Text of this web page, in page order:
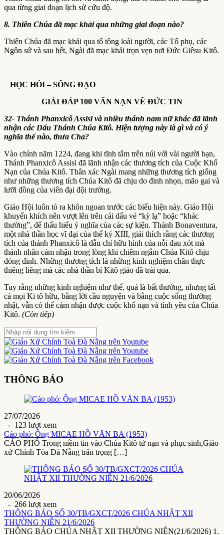
qua từng giai đoạn lịch sử cứu độ.
8. Thiên Chúa đã mạc khải qua những giai đoạn nào?
Thiên Chúa đã mạc khải qua tổ tông loài người, các Tổ phụ, các
Ngôn sứ và sau hết, Ngài đã mạc khải trọn vẹn nơi Đức Giêsu Kitô.
HỌC HỎI – SỐNG ĐẠO
GIẢI ĐÁP 100 VẤN NẠN VỀ ĐỨC TIN
32- Thánh Phanxicô Assisi và nhiều thánh nam nữ khác đã lãnh
nhận các Dấu Thánh Chúa Kitô. Hiện tượng này là gì và có ý
nghĩa thế nào, thưa Cha?
Vào chính năm 1224, đang khi tĩnh tâm trên núi với vài người bạn,
Thánh Phanxicô Assisi đã lãnh nhận các thương tích của Cuộc Khổ
Nạn của Chúa Kitô. Thân xác Ngài mang những thương tích giống
như những thương tích Chúa Kitô đã chịu do đinh nhọn, mão gai và
lưỡi đồng của viên đại đội trưởng.
Giáo Hội luôn tỏ ra khôn ngoan trước các biểu hiện này. Giáo Hội
khuyến khích nên vượt lên trên cái dấu vẻ “kỳ lạ” hoặc “khác
thường”, để thấu hiểu ý nghĩa của các sự kiện. Thánh Bonaventura,
một nhà thần học vĩ đại của thế kỷ XIII, giải thích rằng các thương
tích của thánh Phanxicô là dẫu chỉ hữu hình của nỗi đau xót mà
thánh nhân cảm nhận trong lòng khi chiêm ngắm Chúa Kitô chịu
đóng đinh. Những thương tích là những kinh nghiệm chân thực
thiêng liêng mà các nhà thần bí Kitô giáo đã trải qua.
Tuy rằng những kinh nghiệm như thế, quả là bất thường, nhưng tất
cả mọi Ki tô hữu, bằng lời cầu nguyện và bằng cuộc sống thường
nhật, vẫn có thể cảm nhận được cuộc khổ nạn và tình yêu của Chúa
Kitô. (Còn tiếp)
THÔNG BÁO
27/07/2026
- 123 lượt xem
Cáo phó: Ông MICAE HỒ VĂN BA (1953)
CÁO PHÓ Trong niềm tin vào Chúa Kitô tử nạn và phục sinh,Giáo
xứ Chính Tòa Đà Nẵng trân trọng […]
20/06/2026
- 266 lượt xem
THÔNG BÁO SỐ 30/TB/GXCT/2026 CHÚA NHẬT XII
THƯỜNG NIÊN 21/6/2026
THÔNG BÁO CHÚA NHẬT XII THƯỜNG NIÊN(21/6/2026) 1.